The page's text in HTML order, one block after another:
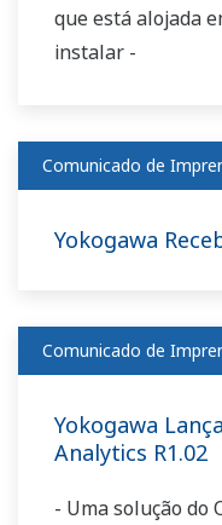
que está alojada
instalar -
Comunicado de
Yokogawa
Comunicado de
Yokogawa
Analytics R1.02
- Uma solução do